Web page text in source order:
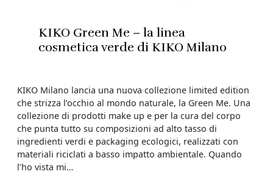
KIKO Green Me – la linea
cosmetica verde di KIKO Milano
KIKO Milano lancia una nuova collezione limited edition
che strizza l’occhio al mondo naturale, la Green Me. Una
collezione di prodotti make up e per la cura del corpo
che punta tutto su composizioni ad alto tasso di
ingredienti verdi e packaging ecologici, realizzati con
materiali riciclati a basso impatto ambientale. Quando
l’ho vista mi…